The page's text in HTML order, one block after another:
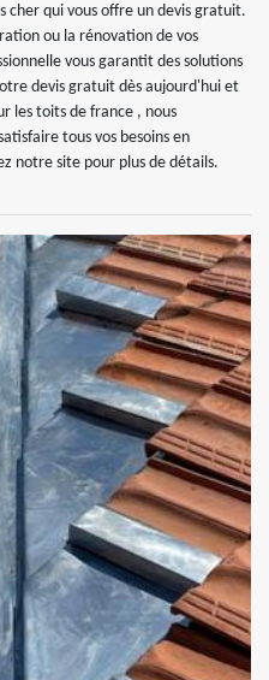
cher qui vous offre un devis gratuit.
ou la rénovation de vos
vous garantit des solutions
devis gratuit dès aujourd'hui et
les toits de france , nous
tous vos besoins en
notre site pour plus de détails.